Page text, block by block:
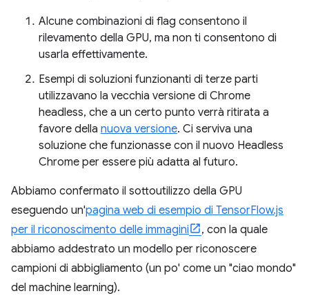
Alcune combinazioni di flag consentono il
rilevamento della GPU, ma non ti consentono di
usarla effettivamente.
Esempi di soluzioni funzionanti di terze parti
utilizzavano la vecchia versione di Chrome
headless, che a un certo punto verrà ritirata a
favore della nuova versione. Ci serviva una
soluzione che funzionasse con il nuovo Headless
Chrome per essere più adatta al futuro.
Abbiamo confermato il sottoutilizzo della GPU
eseguendo un'pagina web di esempio di TensorFlow.js
per il riconoscimento delle immagini
, con la quale
abbiamo addestrato un modello per riconoscere
campioni di abbigliamento (un po' come un "ciao mondo"
del machine learning).